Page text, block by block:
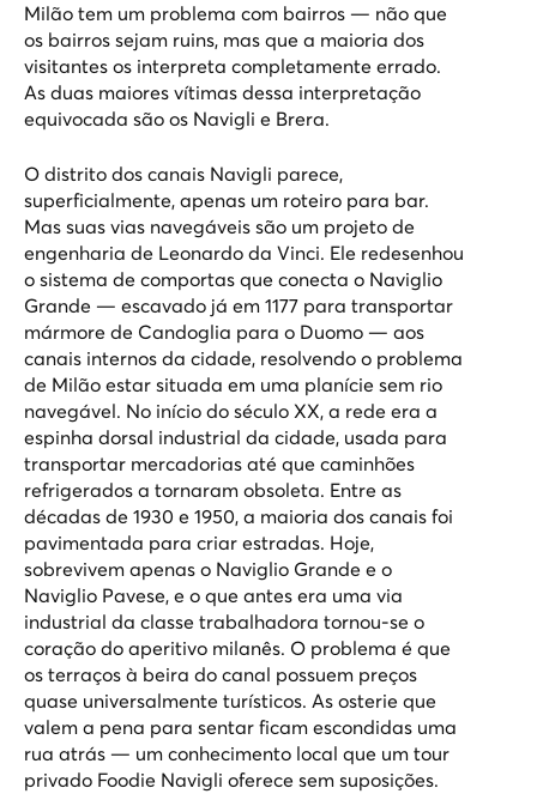
Milão tem um problema com bairros — não que
os bairros sejam ruins, mas que a maioria dos
visitantes os interpreta completamente errado.
As duas maiores vítimas dessa interpretação
equivocada são os Navigli e Brera.
O distrito dos canais Navigli parece,
superficialmente, apenas um roteiro para bar.
Mas suas vias navegáveis são um projeto de
engenharia de Leonardo da Vinci. Ele redesenhou
o sistema de comportas que conecta o Naviglio
Grande — escavado já em 1177 para transportar
mármore de Candoglia para o Duomo — aos
canais internos da cidade, resolvendo o problema
de Milão estar situada em uma planície sem rio
navegável. No início do século XX, a rede era a
espinha dorsal industrial da cidade, usada para
transportar mercadorias até que caminhões
refrigerados a tornaram obsoleta. Entre as
décadas de 1930 e 1950, a maioria dos canais foi
pavimentada para criar estradas. Hoje,
sobrevivem apenas o Naviglio Grande e o
Naviglio Pavese, e o que antes era uma via
industrial da classe trabalhadora tornou-se o
coração do aperitivo milanês. O problema é que
os terraços à beira do canal possuem preços
quase universalmente turísticos. As osterie que
valem a pena para sentar ficam escondidas uma
rua atrás — um conhecimento local que um tour
privado Foodie Navigli oferece sem suposições.